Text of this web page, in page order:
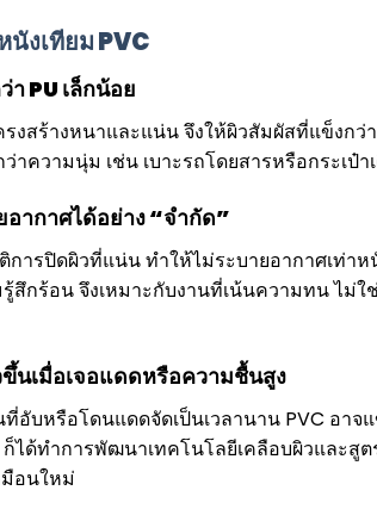
นังเทียม PVC
PU เล็กน้อย
รงสร้างหนาและแน่น จึงให้ผิวสัมผัสที่แข็งก
าความนุ่ม เช่น เบาะรถโดยสารหรือกระเป๋า
อากาศได้อย่าง “จำกัด”
ารปิดผิวที่แน่น ทำให้ไม่ระบายอากาศเท่า
สึกร้อน จึงเหมาะกับงานที่เน้นความทน ไม่
ขึ้นเมื่อเจอแดดหรือความชื้นสูง
ที่อับหรือโดนแดดจัดเป็นเวลานาน PVC อา
ก็ได้ทำการพัฒนาเทคโนโลยีเคลือบผิวและสู
อนใหม่